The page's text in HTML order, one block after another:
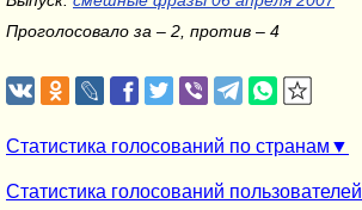
Проголосовало за – 2, против – 4
Статистика голосований по странам
Статистика голосований пользователей